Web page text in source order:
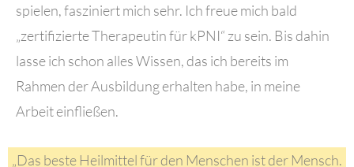
spielen, fasziniert mich sehr. Ich freue mich bald
„zertifizierte Therapeutin für kPNI“ zu sein. Bis dahin
lasse ich schon alles Wissen, das ich bereits im
Rahmen der Ausbildung erhalten habe, in meine
Arbeit einfließen.
„Das beste Heilmittel für den Menschen ist der Mensch.